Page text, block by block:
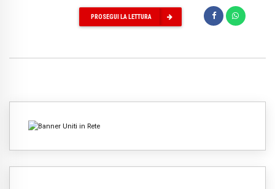
PROSEGUI LA LETTURA